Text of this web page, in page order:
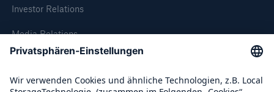
Investor Relations
Media Relations
Compliance